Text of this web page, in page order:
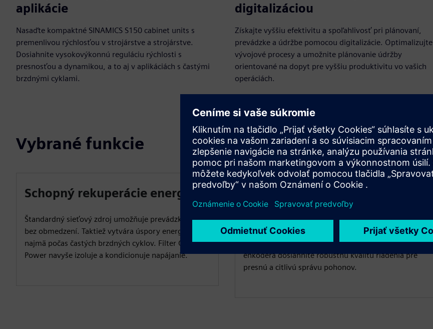
aplikácie
Nasaďte kompaktné SINAMICS S150 cabinet units s
premenlivou rýchlosťou v strojárstve a strojárstve.
Dosiahnite vysokovýkonnú reguláciu rýchlosti s
presnosťou a dynamikou, a to aj v aplikáciách s častými
brzdnými cyklami.
digitalizáciou
Získajte vyššiu efektivitu a spoľahlivosť pri plánovaní,
prevádzke a údržbe pomocou digitalizácie. Optimalizujte
vývojové procesy a umožnite plánovanie údržby
orientované na dopyt pre vyššiu produktivitu vo vašich
operáciách.
Vybrané funkcie
Schopný rekuperácie energie
Štandardný sieťový zdroj umožňuje prevádzku 4Q
bez obmedzení. Taktiež vytvára úspory energie,
najmä počas častých brzdných cyklov. Filter Clean
Power navyše izoluje a kondicionuje napájanie.
Vysoko dynamický
SINAMICS S150 prináša nekompromisný výkon v
náročných aplikáciách, ako sú napríklad vysoko
dynamické brzdné operácie. Dokonca aj bez
enkodéra dosiahnite robustnú kvalitu riadenia pre
presnú a citlivú správu pohonov.